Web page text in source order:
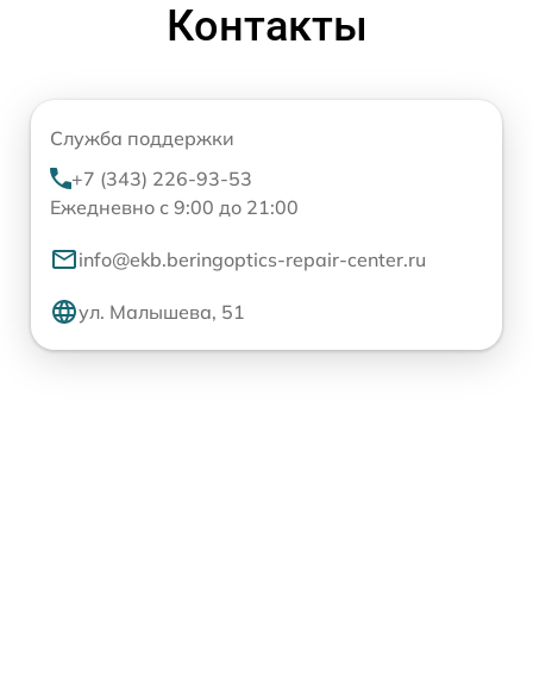
Контакты
Служба поддержки
+7 (343) 226-93-53
Ежедневно с 9:00 до 21:00
info@ekb.beringoptics-repair-center.ru
ул. Малышева, 51